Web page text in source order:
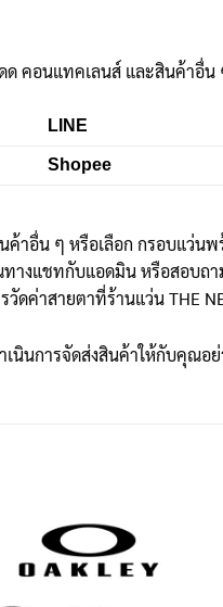
คอนแทคเลนส์ และสินค้าอื่น
LINE
Shopee
าอื่น ๆ หรือเลือก กรอบแว่น
ทางแชทกับแอดมิน หรือสอบถ
ดค่าสายตาที่ร้านแว่น THE
เนินการจัดส่งสินค้าให้กับคุณอ